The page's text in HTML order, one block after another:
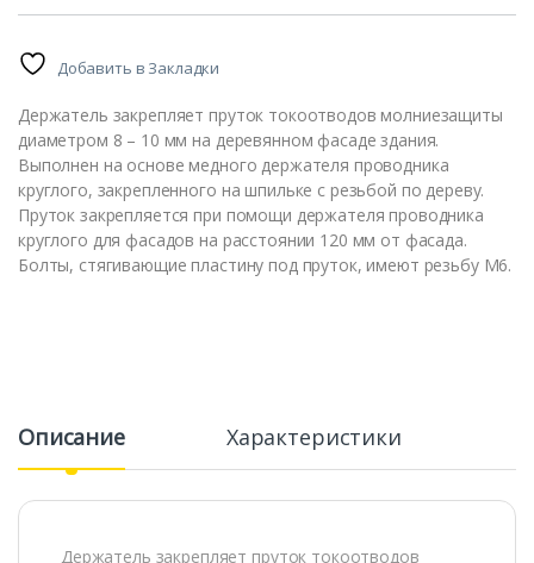
Добавить в Закладки
Держатель закрепляет пруток токоотводов молниезащиты
диаметром 8 – 10 мм на деревянном фасаде здания.
Выполнен на основе медного держателя проводника
круглого, закрепленного на шпильке с резьбой по дереву.
Пруток закрепляется при помощи держателя проводника
круглого для фасадов на расстоянии 120 мм от фасада.
Болты, стягивающие пластину под пруток, имеют резьбу М6.
Описание Характеристики
Держатель закрепляет пруток токоотводов